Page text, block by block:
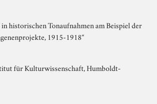
in historischen Tonaufnahmen am Beispiel der
1915-1918“
für Kulturwissenschaft, Humboldt-